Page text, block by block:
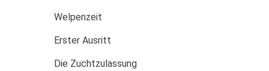
Welpenzeit
Erster Ausritt
Die Zuchtzulassung